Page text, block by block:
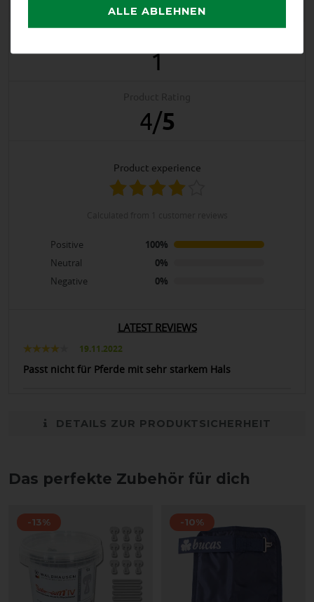
1
4/5
product experience
Positive
100%
Neutral
0%
Negative
0%
LATEST REVIEWS
19.11.2022
Passt nicht für Pferde mit sehr starkem Hals
DETAILS ZUR PRODUKTSICHERHEIT
Das perfekte Zubehör für dich
-13% -10%
ALLE ABLEHNEN